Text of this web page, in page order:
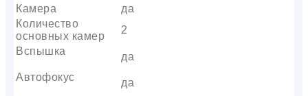
Камера
да
Количество
основных камер
2
Вспышка
да
Автофокус
да